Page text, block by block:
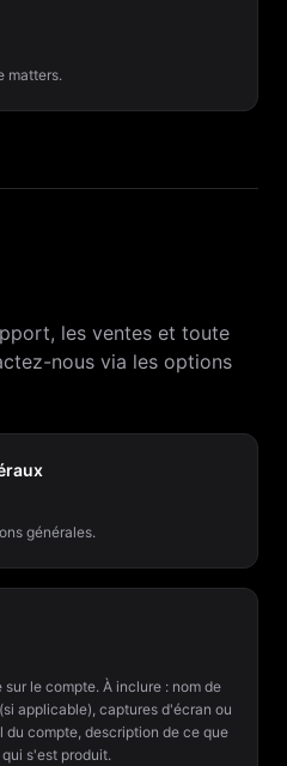
matters.
les ventes et toute
nous via les options
générales.
le compte. À inclure : nom de
applicable), captures d'écran ou
compte, description de ce que
s'est produit.